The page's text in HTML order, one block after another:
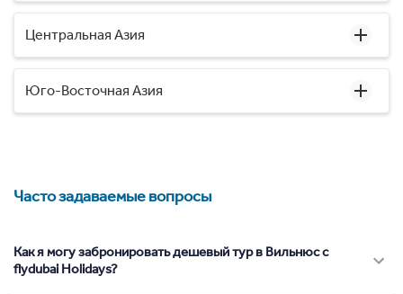
Центральная Азия
Юго-Восточная Азия
Часто задаваемые вопросы
Как я могу забронировать дешевый тур в Вильнюс с
flydubai Holidays?